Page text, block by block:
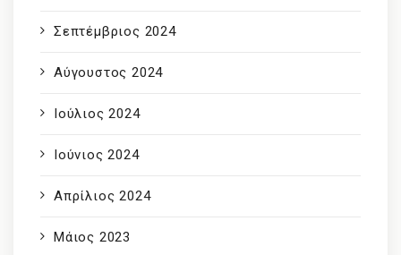
Σεπτέμβριος 2024
Αύγουστος 2024
Ιούλιος 2024
Ιούνιος 2024
Απρίλιος 2024
Μάιος 2023